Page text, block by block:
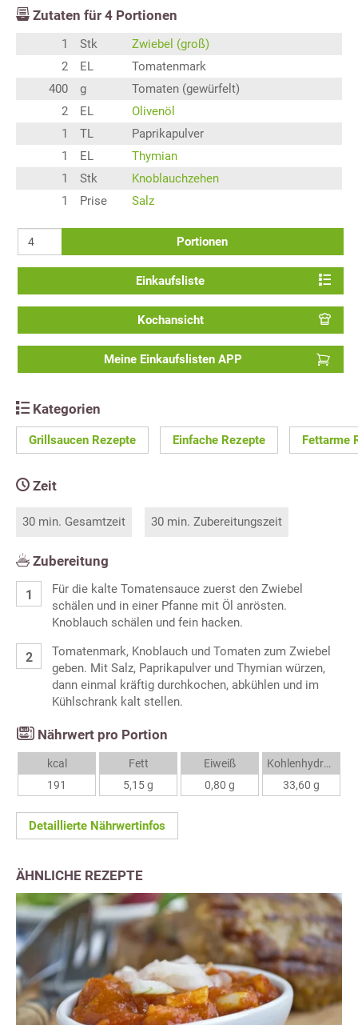
Zutaten für 4 Portionen
1 Stk
Zwiebel (groß)
2
EL
Tomatenmark
400
g
Tomaten (gewürfelt)
2
EL
Olivenöl
1
TL
Paprikapulver
1
EL
Thymian
1
Stk
Knoblauchzehen
1
Prise Salz
Portionen
Einkaufsliste
Kochansicht
Meine Einkaufslisten APP
Kategorien
Grillsaucen Rezepte Einfache Rezepte Fettarme
Zeit
30 min. Gesamtzeit 30 min. Zubereitungszeit
Zubereitung
Für die kalte Tomatensauce zuerst den Zwiebel
schälen und in einer Pfanne mit Öl anrösten.
Knoblauch schälen und fein hacken.
Tomatenmark, Knoblauch und Tomaten zum Zwiebel
geben. Mit Salz, Paprikapulver und Thymian würzen,
dann einmal kräftig durchkochen, abkühlen und im
Kühlschrank kalt stellen.
Nährwert pro Portion
kcal
191
Fett
5,15 g
Eiweiß
0,80 g
Kohlenhydrate
33,60 g
Detaillierte Nährwertinfos
ÄHNLICHE REZEPTE